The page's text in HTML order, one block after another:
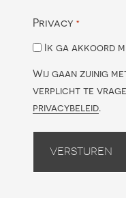
Privacy *
Ik ga akkoord
Wij gaan zuinig
verplicht te
privacybeleid.
Versturen